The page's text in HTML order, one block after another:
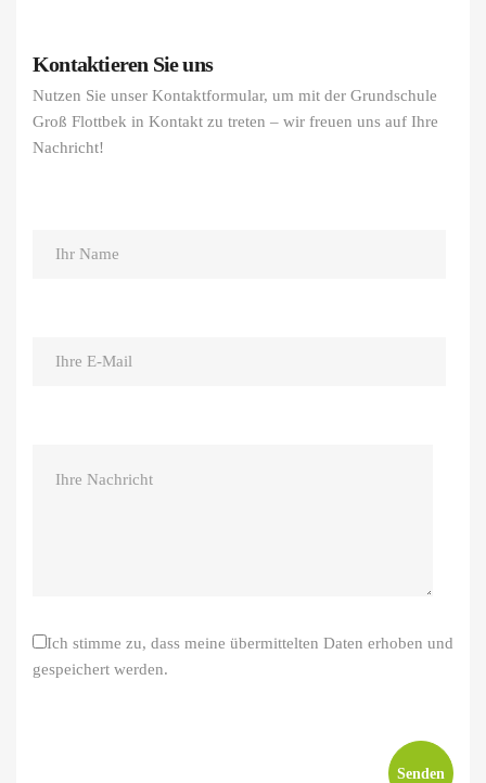
Kontaktieren Sie uns
Nutzen Sie unser Kontaktformular, um mit der Grundschule
Groß Flottbek in Kontakt zu treten – wir freuen uns auf Ihre
Nachricht!
Ich stimme zu, dass meine übermittelten Daten erhoben und
gespeichert werden.